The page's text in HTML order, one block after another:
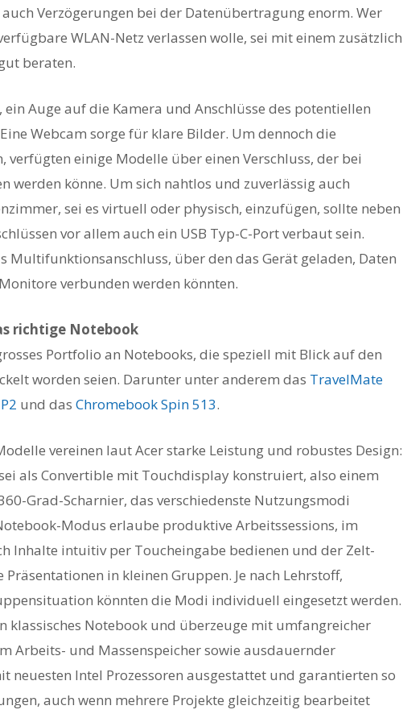
Verzögerungen bei der Datenübertragung enorm. Wer
WLAN-Netz verlassen wolle, sei mit einem zusätzlich
beraten.
ein Auge auf die Kamera und Anschlüsse des potentiellen
Webcam sorge für klare Bilder. Um dennoch die
verfügten einige Modelle über einen Verschluss, der bei
werden könne. Um sich nahtlos und zuverlässig auch
sei es virtuell oder physisch, einzufügen, sollte neben
vor allem auch ein USB Typ-C-Port verbaut sein.
Multifunktionsanschluss, über den das Gerät geladen, Daten
verbunden werden könnten.
richtige Notebook
Portfolio an Notebooks, die speziell mit Blick auf den
worden seien. Darunter unter anderem das TravelMate
und das Chromebook Spin 513.
vereinen laut Acer starke Leistung und robustes Design:
als Convertible mit Touchdisplay konstruiert, also einem
Grad-Scharnier, das verschiedenste Nutzungsmodi
Modus erlaube produktive Arbeitssessions, im
Inhalte intuitiv per Toucheingabe bedienen und der Zelt-
in kleinen Gruppen. Je nach Lehrstoff,
könnten die Modi individuell eingesetzt werden.
klassisches Notebook und überzeuge mit umfangreicher
Arbeits- und Massenspeicher sowie ausdauernder
neuesten Intel Prozessoren ausgestattet und garantierten so
auch wenn mehrere Projekte gleichzeitig bearbeitet